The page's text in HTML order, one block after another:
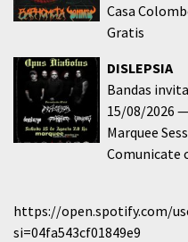
Casa
Gratis
DISLEPSIA
Bandas
15/08/2026
Marquee
Comunicate
https://open.spotify.com/
si=04fa543cf01849e9